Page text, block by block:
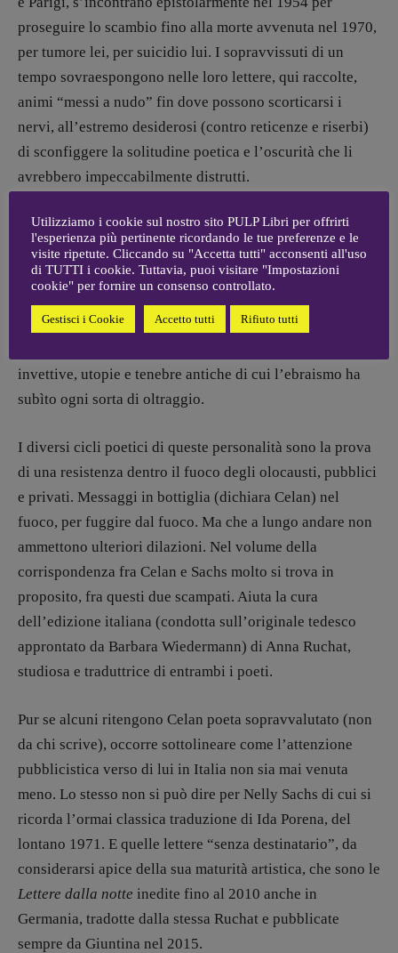
Valentina Marcoli
[valentina.marcoli@gmail.com]
ARCHIVIO E AUTORI
proseguire lo scambio fino alla morte avvenuta nel 1970,
per tumore lei, per suicidio lui. I sopravvissuti di un
tempo sovraespongono nelle loro lettere, qui raccolte,
animi “messi a nudo” fin dove possono scorticarsi i
nervi, all’estremo desiderosi (contro reticenze e riserbi)
di sconfiggere la solitudine poetica e l’oscurità che li
avrebbero impeccabilmente distrutti.
Fama e rispecchiamenti sottendono ogni cosa, basta
rivolgersi alle singole biografie per esserne consapevoli
con onore. Senza dimenticare la fitta corrispondenza, e
più drammatici per amori e dissapori – fra Celan e
invettive, utopie e tenebre antiche di cui l’ebraismo ha
subìto ogni sorta di oltraggio.
I diversi cicli poetici di queste personalità sono la prova
di una resistenza dentro il fuoco degli olocausti, pubblici
e privati. Messaggi in bottiglia (dichiara Celan) nel
fuoco, per fuggire dal fuoco. Ma che a lungo andare non
ammettono ulteriori dilazioni. Nel volume della
corrispondenza fra Celan e Sachs molto si trova in
proposito, fra questi due scampati. Aiuta la cura
dell’edizione italiana (condotta sull’originale tedesco
approntato da Barbara Wiedermann) di Anna Ruchat,
studiosa e traduttrice di entrambi i poeti.
Pur se alcuni ritengono Celan poeta sopravvalutato (non
da chi scrive), occorre sottolineare come l’attenzione
pubblicistica verso di lui in Italia non sia mai venuta
meno. Lo stesso non si può dire per Nelly Sachs di cui si
ricorda l’ormai classica traduzione di Ida Porena, del
lontano 1971. E quelle lettere “senza destinatario”, da
considerarsi apice della sua maturità artistica, che sono le
Lettere dalla notte inedite fino al 2010 anche in
Germania, tradotte dalla stessa Ruchat e pubblicate
sempre da Giuntina nel 2015.
Utilizziamo i cookie sul nostro sito PULP Libri per offrirti
l'esperienza più pertinente ricordando le tue preferenze e le
visite ripetute. Cliccando su "Accetta tutti" acconsenti all'uso
di TUTTI i cookie. Tuttavia, puoi visitare "Impostazioni
cookie" per fornire un consenso controllato.
Gestisci i Cookie Accetto tutti Rifiuto tutti